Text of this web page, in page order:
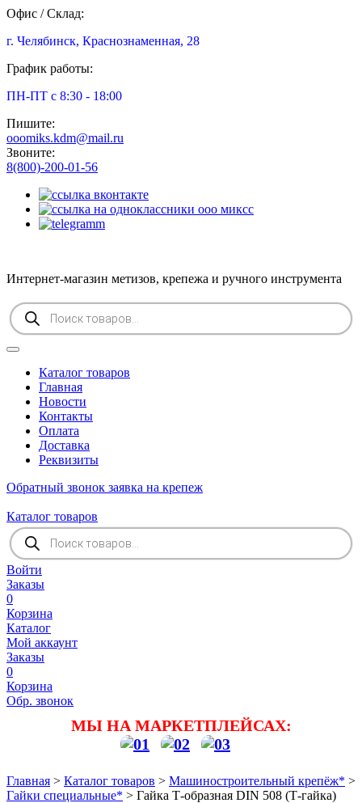
Офис / Склад:
г. Челябинск, Краснознаменная, 28
График работы:
ПН-ПТ с 8:30 - 18:00
Пишите:
ooomiks.kdm@mail.ru
Звоните:
8(800)-200-01-56
Интернет-магазин метизов, крепежа и ручного инструмента
Поиск
товаров
Каталог товаров
Главная
Новости
Контакты
Оплата
Доставка
Реквизиты
Обратный звонок заявка на крепеж
Каталог товаров
Поиск
товаров
Войти
Заказы
0
Корзина
Каталог
Мой аккаунт
Заказы
0
Корзина
Обр. звонок
МЫ НА МАРКЕТПЛЕЙСАХ:
Главная > Каталог товаров > Машиностроительный крепёж* >
Гайки специальные* > Гайка Т-образная DIN 508 (Т-гайка)